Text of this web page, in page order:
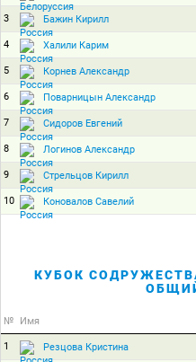
3 Бажин Кирилл
4 Халили Карим
5 Корнев Александр
6 Поварницын Александр
7 Сидоров Евгений
8 Логинов Александр
9 Стрельцов Кирилл
10 Коновалов Савелий
КУБОК
№ Имя
1 Резцова Кристина